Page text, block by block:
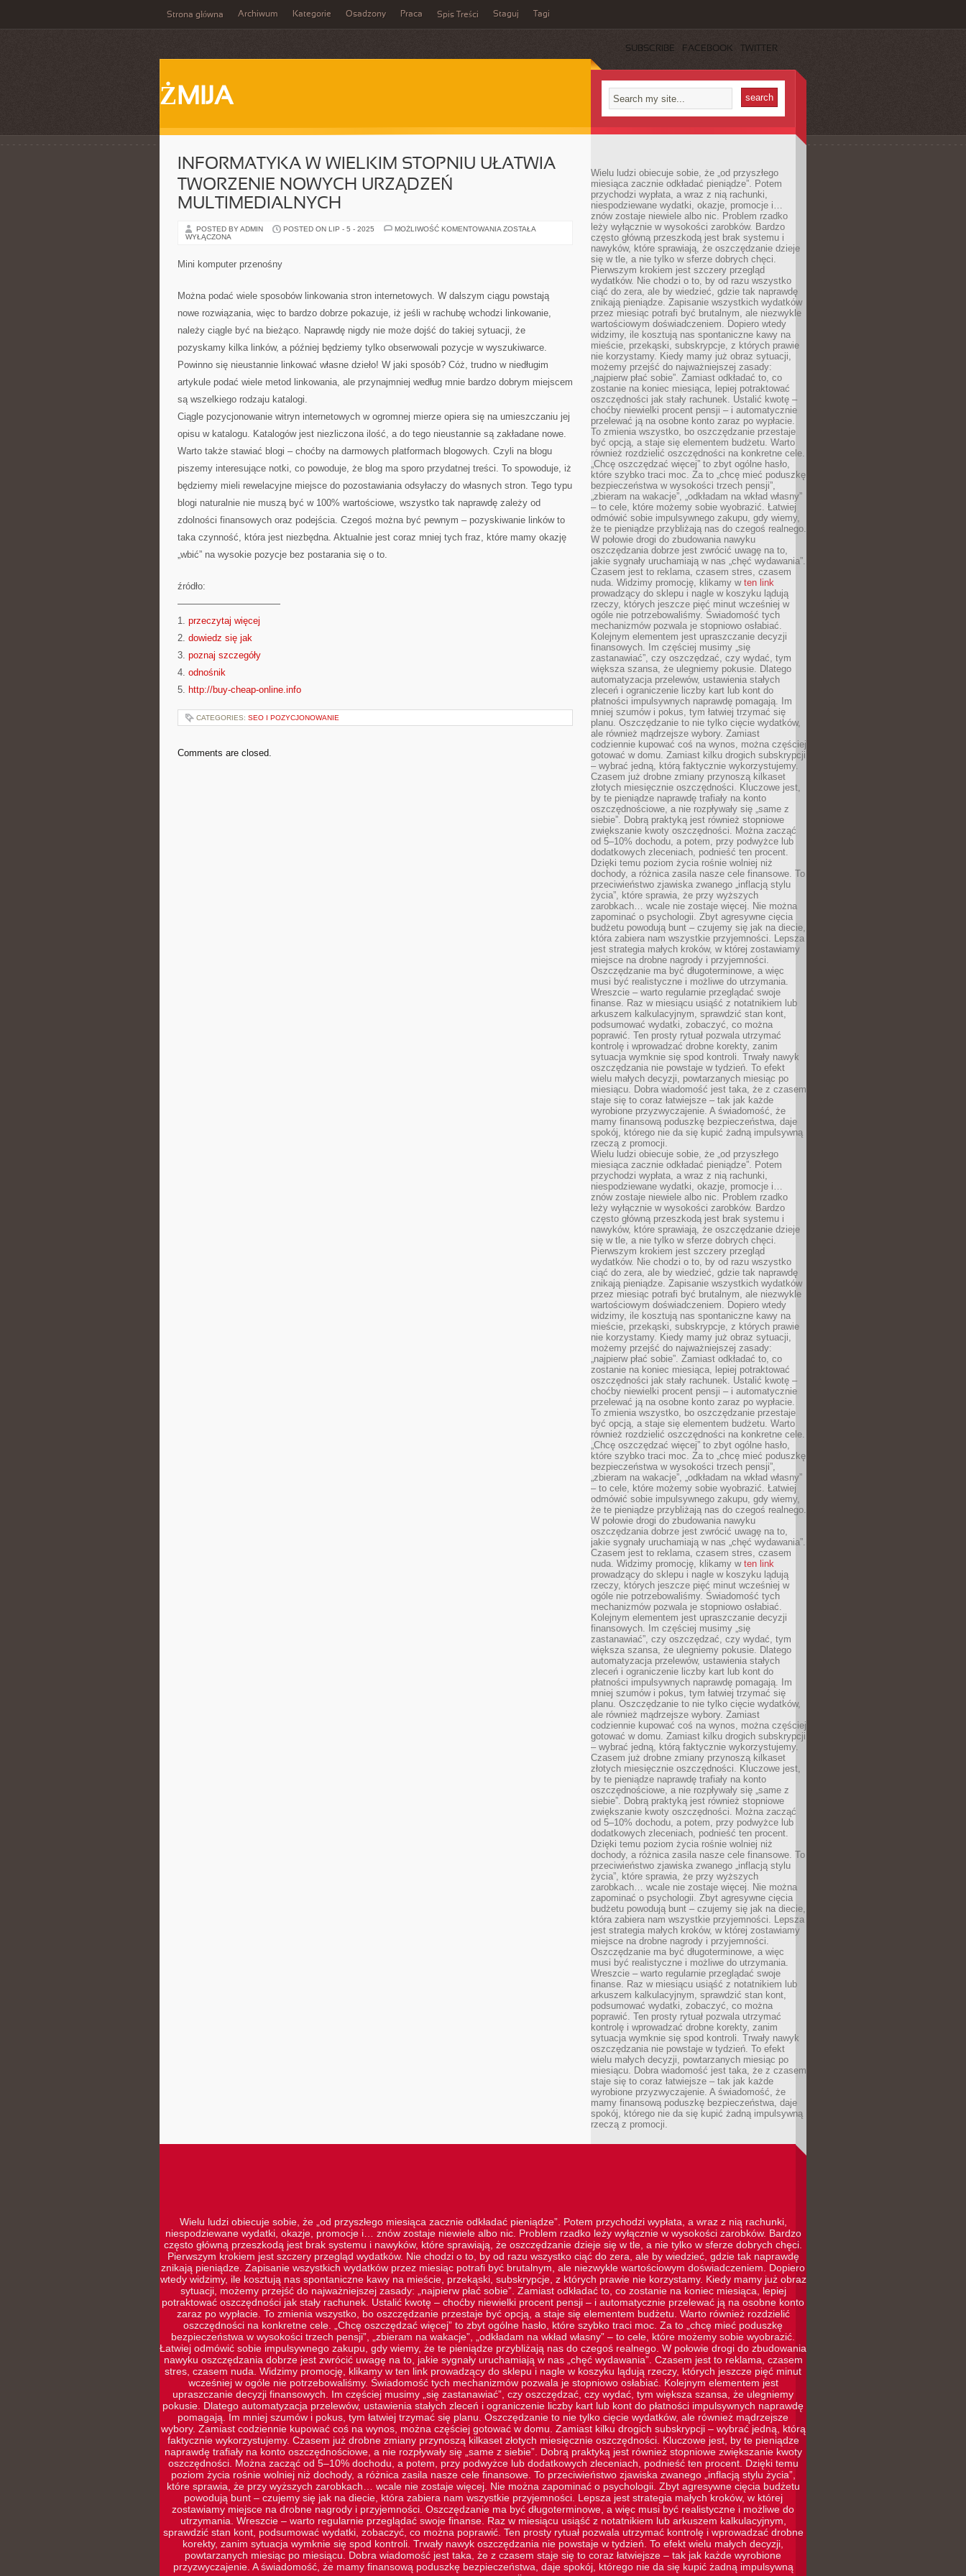
Strona główna Archiwum Kategorie Osadzony Praca Spis Treści Staguj Tagi
SUBSCRIBE FACEBOOK TWITTER
ŻMIJA
INFORMATYKA W WIELKIM STOPNIU UŁATWIA
TWORZENIE NOWYCH URZĄDZEŃ
MULTIMEDIALNYCH
POSTED BY ADMIN POSTED ON LIP - 5 - 2025 MOŻLIWOŚĆ KOMENTOWANIA INFORMATYKA
MULTIMEDIALNYCH
ZOSTAŁA
WYŁĄCZONA
Mini komputer przenośny
Można podać wiele sposobów linkowania stron internetowych. W dalszym ciągu powstają
nowe rozwiązania, więc to bardzo dobrze pokazuje, iż jeśli w rachubę wchodzi linkowanie,
należy ciągle być na bieżąco. Naprawdę nigdy nie może dojść do takiej sytuacji, że
pozyskamy kilka linków, a później będziemy tylko obserwowali pozycje w wyszukiwarce.
Powinno się nieustannie linkować własne dzieło! W jaki sposób? Cóż, trudno w niedługim
artykule podać wiele metod linkowania, ale przynajmniej według mnie bardzo dobrym miejscem
są wszelkiego rodzaju katalogi.
Ciągle pozycjonowanie witryn internetowych w ogromnej mierze opiera się na umieszczaniu jej
opisu w katalogu. Katalogów jest niezliczona ilość, a do tego nieustannie są zakładane nowe.
Warto także stawiać blogi – choćby na darmowych platformach blogowych. Czyli na blogu
piszemy interesujące notki, co powoduje, że blog ma sporo przydatnej treści. To spowoduje, iż
będziemy mieli rewelacyjne miejsce do pozostawiania odsyłaczy do własnych stron. Tego typu
blogi naturalnie nie muszą być w 100% wartościowe, wszystko tak naprawdę zależy od
zdolności finansowych oraz podejścia. Czegoś można być pewnym – pozyskiwanie linków to
taka czynność, która jest niezbędna. Aktualnie jest coraz mniej tych fraz, które mamy okazję
„wbić” na wysokie pozycje bez postarania się o to.
źródło:
———————————
1. przeczytaj więcej
2. dowiedz się jak
3. poznaj szczegóły
4. odnośnik
5. http://buy-cheap-online.info
CATEGORIES: SEO I POZYCJONOWANIE
Comments are closed.
Wielu ludzi obiecuje sobie, że „od przyszłego
miesiąca zacznie odkładać pieniądze”. Potem
przychodzi wypłata, a wraz z nią rachunki,
niespodziewane wydatki, okazje, promocje i…
znów zostaje niewiele albo nic. Problem rzadko
leży wyłącznie w wysokości zarobków. Bardzo
często główną przeszkodą jest brak systemu i
nawyków, które sprawiają, że oszczędzanie dzieje
się w tle, a nie tylko w sferze dobrych chęci.
Pierwszym krokiem jest szczery przegląd
wydatków. Nie chodzi o to, by od razu wszystko
ciąć do zera, ale by wiedzieć, gdzie tak naprawdę
znikają pieniądze. Zapisanie wszystkich wydatków
przez miesiąc potrafi być brutalnym, ale niezwykle
wartościowym doświadczeniem. Dopiero wtedy
widzimy, ile kosztują nas spontaniczne kawy na
mieście, przekąski, subskrypcje, z których prawie
nie korzystamy. Kiedy mamy już obraz sytuacji,
możemy przejść do najważniejszej zasady:
„najpierw płać sobie”. Zamiast odkładać to, co
zostanie na koniec miesiąca, lepiej potraktować
oszczędności jak stały rachunek. Ustalić kwotę –
choćby niewielki procent pensji – i automatycznie
przelewać ją na osobne konto zaraz po wypłacie.
To zmienia wszystko, bo oszczędzanie przestaje
być opcją, a staje się elementem budżetu. Warto
również rozdzielić oszczędności na konkretne cele.
„Chcę oszczędzać więcej” to zbyt ogólne hasło,
które szybko traci moc. Za to „chcę mieć poduszkę
bezpieczeństwa w wysokości trzech pensji”,
„zbieram na wakacje”, „odkładam na wkład własny”
– to cele, które możemy sobie wyobrazić. Łatwiej
odmówić sobie impulsywnego zakupu, gdy wiemy,
że te pieniądze przybliżają nas do czegoś realnego.
W połowie drogi do zbudowania nawyku
oszczędzania dobrze jest zwrócić uwagę na to,
jakie sygnały uruchamiają w nas „chęć wydawania”.
Czasem jest to reklama, czasem stres, czasem
nuda. Widzimy promocję, klikamy w ten link
prowadzący do sklepu i nagle w koszyku lądują
rzeczy, których jeszcze pięć minut wcześniej w
ogóle nie potrzebowaliśmy. Świadomość tych
mechanizmów pozwala je stopniowo osłabiać.
Kolejnym elementem jest upraszczanie decyzji
finansowych. Im częściej musimy „się
zastanawiać”, czy oszczędzać, czy wydać, tym
większa szansa, że ulegniemy pokusie. Dlatego
automatyzacja przelewów, ustawienia stałych
zleceń i ograniczenie liczby kart lub kont do
płatności impulsywnych naprawdę pomagają. Im
mniej szumów i pokus, tym łatwiej trzymać się
planu. Oszczędzanie to nie tylko cięcie wydatków,
ale również mądrzejsze wybory. Zamiast
codziennie kupować coś na wynos, można częściej
gotować w domu. Zamiast kilku drogich subskrypcji
– wybrać jedną, którą faktycznie wykorzystujemy.
Czasem już drobne zmiany przynoszą kilkaset
złotych miesięcznie oszczędności. Kluczowe jest,
by te pieniądze naprawdę trafiały na konto
oszczędnościowe, a nie rozpływały się „same z
siebie”. Dobrą praktyką jest również stopniowe
zwiększanie kwoty oszczędności. Można zacząć
od 5–10% dochodu, a potem, przy podwyżce lub
dodatkowych zleceniach, podnieść ten procent.
Dzięki temu poziom życia rośnie wolniej niż
dochody, a różnica zasila nasze cele finansowe. To
przeciwieństwo zjawiska zwanego „inflacją stylu
życia”, które sprawia, że przy wyższych
zarobkach… wcale nie zostaje więcej. Nie można
zapominać o psychologii. Zbyt agresywne cięcia
budżetu powodują bunt – czujemy się jak na diecie,
która zabiera nam wszystkie przyjemności. Lepsza
jest strategia małych kroków, w której zostawiamy
miejsce na drobne nagrody i przyjemności.
Oszczędzanie ma być długoterminowe, a więc
musi być realistyczne i możliwe do utrzymania.
Wreszcie – warto regularnie przeglądać swoje
finanse. Raz w miesiącu usiąść z notatnikiem lub
arkuszem kalkulacyjnym, sprawdzić stan kont,
podsumować wydatki, zobaczyć, co można
poprawić. Ten prosty rytuał pozwala utrzymać
kontrolę i wprowadzać drobne korekty, zanim
sytuacja wymknie się spod kontroli. Trwały nawyk
oszczędzania nie powstaje w tydzień. To efekt
wielu małych decyzji, powtarzanych miesiąc po
miesiącu. Dobra wiadomość jest taka, że z czasem
staje się to coraz łatwiejsze – tak jak każde
wyrobione przyzwyczajenie. A świadomość, że
mamy finansową poduszkę bezpieczeństwa, daje
spokój, którego nie da się kupić żadną impulsywną
rzeczą z promocji.
Wielu ludzi obiecuje sobie, że „od przyszłego
miesiąca zacznie odkładać pieniądze”. Potem
przychodzi wypłata, a wraz z nią rachunki,
niespodziewane wydatki, okazje, promocje i…
znów zostaje niewiele albo nic. Problem rzadko
leży wyłącznie w wysokości zarobków. Bardzo
często główną przeszkodą jest brak systemu i
nawyków, które sprawiają, że oszczędzanie dzieje
się w tle, a nie tylko w sferze dobrych chęci.
Pierwszym krokiem jest szczery przegląd
wydatków. Nie chodzi o to, by od razu wszystko
ciąć do zera, ale by wiedzieć, gdzie tak naprawdę
znikają pieniądze. Zapisanie wszystkich wydatków
przez miesiąc potrafi być brutalnym, ale niezwykle
wartościowym doświadczeniem. Dopiero wtedy
widzimy, ile kosztują nas spontaniczne kawy na
mieście, przekąski, subskrypcje, z których prawie
nie korzystamy. Kiedy mamy już obraz sytuacji,
możemy przejść do najważniejszej zasady:
„najpierw płać sobie”. Zamiast odkładać to, co
zostanie na koniec miesiąca, lepiej potraktować
oszczędności jak stały rachunek. Ustalić kwotę –
choćby niewielki procent pensji – i automatycznie
przelewać ją na osobne konto zaraz po wypłacie.
To zmienia wszystko, bo oszczędzanie przestaje
być opcją, a staje się elementem budżetu. Warto
również rozdzielić oszczędności na konkretne cele.
„Chcę oszczędzać więcej” to zbyt ogólne hasło,
które szybko traci moc. Za to „chcę mieć poduszkę
bezpieczeństwa w wysokości trzech pensji”,
„zbieram na wakacje”, „odkładam na wkład własny”
– to cele, które możemy sobie wyobrazić. Łatwiej
odmówić sobie impulsywnego zakupu, gdy wiemy,
że te pieniądze przybliżają nas do czegoś realnego.
W połowie drogi do zbudowania nawyku
oszczędzania dobrze jest zwrócić uwagę na to,
jakie sygnały uruchamiają w nas „chęć wydawania”.
Czasem jest to reklama, czasem stres, czasem
nuda. Widzimy promocję, klikamy w ten link
prowadzący do sklepu i nagle w koszyku lądują
rzeczy, których jeszcze pięć minut wcześniej w
ogóle nie potrzebowaliśmy. Świadomość tych
mechanizmów pozwala je stopniowo osłabiać.
Kolejnym elementem jest upraszczanie decyzji
finansowych. Im częściej musimy „się
zastanawiać”, czy oszczędzać, czy wydać, tym
większa szansa, że ulegniemy pokusie. Dlatego
automatyzacja przelewów, ustawienia stałych
zleceń i ograniczenie liczby kart lub kont do
płatności impulsywnych naprawdę pomagają. Im
mniej szumów i pokus, tym łatwiej trzymać się
planu. Oszczędzanie to nie tylko cięcie wydatków,
ale również mądrzejsze wybory. Zamiast
codziennie kupować coś na wynos, można częściej
gotować w domu. Zamiast kilku drogich subskrypcji
– wybrać jedną, którą faktycznie wykorzystujemy.
Czasem już drobne zmiany przynoszą kilkaset
złotych miesięcznie oszczędności. Kluczowe jest,
by te pieniądze naprawdę trafiały na konto
oszczędnościowe, a nie rozpływały się „same z
siebie”. Dobrą praktyką jest również stopniowe
zwiększanie kwoty oszczędności. Można zacząć
od 5–10% dochodu, a potem, przy podwyżce lub
dodatkowych zleceniach, podnieść ten procent.
Dzięki temu poziom życia rośnie wolniej niż
dochody, a różnica zasila nasze cele finansowe. To
przeciwieństwo zjawiska zwanego „inflacją stylu
życia”, które sprawia, że przy wyższych
zarobkach… wcale nie zostaje więcej. Nie można
zapominać o psychologii. Zbyt agresywne cięcia
budżetu powodują bunt – czujemy się jak na diecie,
która zabiera nam wszystkie przyjemności. Lepsza
jest strategia małych kroków, w której zostawiamy
miejsce na drobne nagrody i przyjemności.
Oszczędzanie ma być długoterminowe, a więc
musi być realistyczne i możliwe do utrzymania.
Wreszcie – warto regularnie przeglądać swoje
finanse. Raz w miesiącu usiąść z notatnikiem lub
arkuszem kalkulacyjnym, sprawdzić stan kont,
podsumować wydatki, zobaczyć, co można
poprawić. Ten prosty rytuał pozwala utrzymać
kontrolę i wprowadzać drobne korekty, zanim
sytuacja wymknie się spod kontroli. Trwały nawyk
oszczędzania nie powstaje w tydzień. To efekt
wielu małych decyzji, powtarzanych miesiąc po
miesiącu. Dobra wiadomość jest taka, że z czasem
staje się to coraz łatwiejsze – tak jak każde
wyrobione przyzwyczajenie. A świadomość, że
mamy finansową poduszkę bezpieczeństwa, daje
spokój, którego nie da się kupić żadną impulsywną
rzeczą z promocji.
Wielu ludzi obiecuje sobie, że „od przyszłego miesiąca zacznie odkładać pieniądze”. Potem przychodzi wypłata, a wraz z nią rachunki,
niespodziewane wydatki, okazje, promocje i… znów zostaje niewiele albo nic. Problem rzadko leży wyłącznie w wysokości zarobków. Bardzo
często główną przeszkodą jest brak systemu i nawyków, które sprawiają, że oszczędzanie dzieje się w tle, a nie tylko w sferze dobrych chęci.
Pierwszym krokiem jest szczery przegląd wydatków. Nie chodzi o to, by od razu wszystko ciąć do zera, ale by wiedzieć, gdzie tak naprawdę
znikają pieniądze. Zapisanie wszystkich wydatków przez miesiąc potrafi być brutalnym, ale niezwykle wartościowym doświadczeniem. Dopiero
wtedy widzimy, ile kosztują nas spontaniczne kawy na mieście, przekąski, subskrypcje, z których prawie nie korzystamy. Kiedy mamy już obraz
sytuacji, możemy przejść do najważniejszej zasady: „najpierw płać sobie”. Zamiast odkładać to, co zostanie na koniec miesiąca, lepiej
potraktować oszczędności jak stały rachunek. Ustalić kwotę – choćby niewielki procent pensji – i automatycznie przelewać ją na osobne konto
zaraz po wypłacie. To zmienia wszystko, bo oszczędzanie przestaje być opcją, a staje się elementem budżetu. Warto również rozdzielić
oszczędności na konkretne cele. „Chcę oszczędzać więcej” to zbyt ogólne hasło, które szybko traci moc. Za to „chcę mieć poduszkę
bezpieczeństwa w wysokości trzech pensji”, „zbieram na wakacje”, „odkładam na wkład własny” – to cele, które możemy sobie wyobrazić.
Łatwiej odmówić sobie impulsywnego zakupu, gdy wiemy, że te pieniądze przybliżają nas do czegoś realnego. W połowie drogi do zbudowania
nawyku oszczędzania dobrze jest zwrócić uwagę na to, jakie sygnały uruchamiają w nas „chęć wydawania”. Czasem jest to reklama, czasem
stres, czasem nuda. Widzimy promocję, klikamy w ten link prowadzący do sklepu i nagle w koszyku lądują rzeczy, których jeszcze pięć minut
wcześniej w ogóle nie potrzebowaliśmy. Świadomość tych mechanizmów pozwala je stopniowo osłabiać. Kolejnym elementem jest
upraszczanie decyzji finansowych. Im częściej musimy „się zastanawiać”, czy oszczędzać, czy wydać, tym większa szansa, że ulegniemy
pokusie. Dlatego automatyzacja przelewów, ustawienia stałych zleceń i ograniczenie liczby kart lub kont do płatności impulsywnych naprawdę
pomagają. Im mniej szumów i pokus, tym łatwiej trzymać się planu. Oszczędzanie to nie tylko cięcie wydatków, ale również mądrzejsze
wybory. Zamiast codziennie kupować coś na wynos, można częściej gotować w domu. Zamiast kilku drogich subskrypcji – wybrać jedną, którą
faktycznie wykorzystujemy. Czasem już drobne zmiany przynoszą kilkaset złotych miesięcznie oszczędności. Kluczowe jest, by te pieniądze
naprawdę trafiały na konto oszczędnościowe, a nie rozpływały się „same z siebie”. Dobrą praktyką jest również stopniowe zwiększanie kwoty
oszczędności. Można zacząć od 5–10% dochodu, a potem, przy podwyżce lub dodatkowych zleceniach, podnieść ten procent. Dzięki temu
poziom życia rośnie wolniej niż dochody, a różnica zasila nasze cele finansowe. To przeciwieństwo zjawiska zwanego „inflacją stylu życia”,
które sprawia, że przy wyższych zarobkach… wcale nie zostaje więcej. Nie można zapominać o psychologii. Zbyt agresywne cięcia budżetu
powodują bunt – czujemy się jak na diecie, która zabiera nam wszystkie przyjemności. Lepsza jest strategia małych kroków, w której
zostawiamy miejsce na drobne nagrody i przyjemności. Oszczędzanie ma być długoterminowe, a więc musi być realistyczne i możliwe do
utrzymania. Wreszcie – warto regularnie przeglądać swoje finanse. Raz w miesiącu usiąść z notatnikiem lub arkuszem kalkulacyjnym,
sprawdzić stan kont, podsumować wydatki, zobaczyć, co można poprawić. Ten prosty rytuał pozwala utrzymać kontrolę i wprowadzać drobne
korekty, zanim sytuacja wymknie się spod kontroli. Trwały nawyk oszczędzania nie powstaje w tydzień. To efekt wielu małych decyzji,
powtarzanych miesiąc po miesiącu. Dobra wiadomość jest taka, że z czasem staje się to coraz łatwiejsze – tak jak każde wyrobione
przyzwyczajenie. A świadomość, że mamy finansową poduszkę bezpieczeństwa, daje spokój, którego nie da się kupić żadną impulsywną